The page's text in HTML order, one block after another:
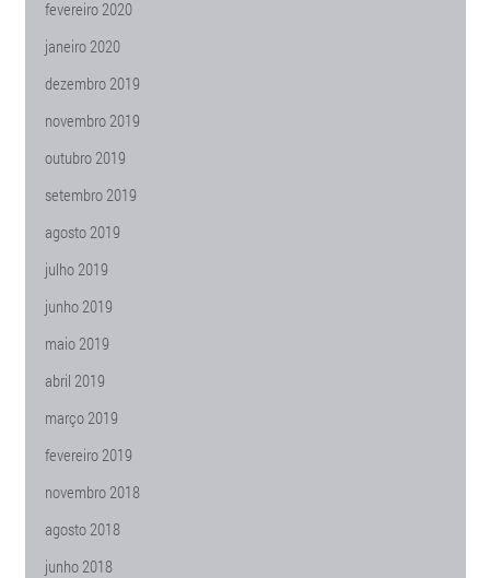
fevereiro 2020
janeiro 2020
dezembro 2019
novembro 2019
outubro 2019
setembro 2019
agosto 2019
julho 2019
junho 2019
maio 2019
abril 2019
março 2019
fevereiro 2019
novembro 2018
agosto 2018
junho 2018